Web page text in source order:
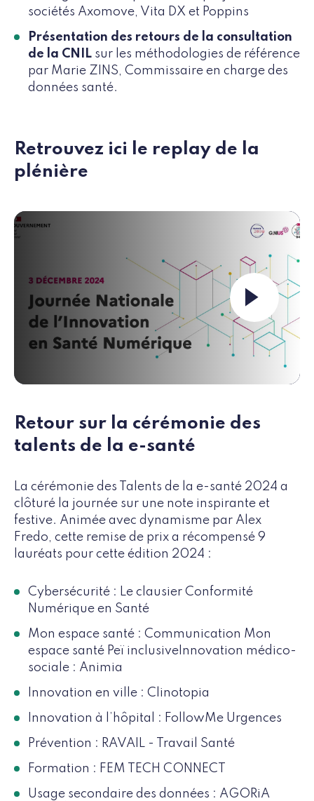
sociétés Axomove, Vita DX et Poppins
Présentation des retours de la consultation
de la CNIL sur les méthodologies de référence
par Marie ZINS, Commissaire en charge des
données santé.
Retrouvez ici le replay de la
plénière
Launch the video ""
Retour sur la cérémonie des
talents de la e-santé
La cérémonie des Talents de la e-santé 2024 a
clôturé la journée sur une note inspirante et
festive. Animée avec dynamisme par Alex
Fredo, cette remise de prix a récompensé 9
lauréats pour cette édition 2024 :
Cybersécurité : Le clausier Conformité
Numérique en Santé
Mon espace santé : Communication Mon
espace santé Peï inclusiveInnovation médico-
sociale : Animia
Innovation en ville : Clinotopia
Innovation à l’hôpital : FollowMe Urgences
Prévention : RAVAIL - Travail Santé
Formation : FEM TECH CONNECT
Usage secondaire des données : AGORiA